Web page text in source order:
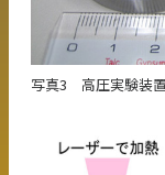
写真3 高圧実験装置